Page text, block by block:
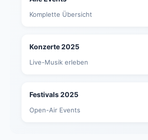
Komplette Übersicht
Konzerte 2025
Live-Musik erleben
Festivals 2025
Open-Air Events